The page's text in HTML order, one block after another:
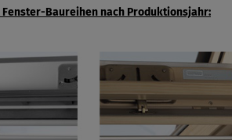
Fenster-Baureihen nach Produktionsjahr: